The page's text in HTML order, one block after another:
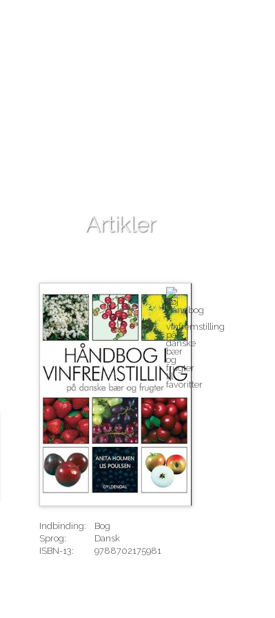
Artikler
Indbinding:
Bog
Sprog:
Dansk
ISBN-13:
9788702175981